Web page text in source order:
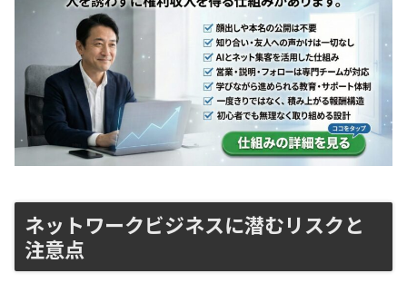
ネットワークビジネスに潜むリスクと
注意点